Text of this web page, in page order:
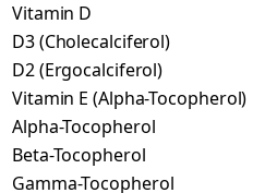
Vitamin D
D3 (Cholecalciferol)
D2 (Ergocalciferol)
Vitamin E (Alpha-Tocopherol)
Alpha-Tocopherol
Beta-Tocopherol
Gamma-Tocopherol